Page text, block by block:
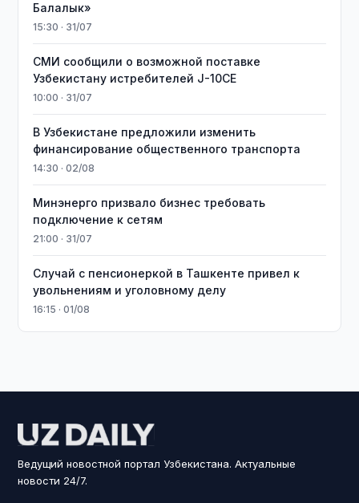
Балалык»
15:30 · 31/07
СМИ сообщили о возможной поставке
Узбекистану истребителей J-10CE
10:00 · 31/07
В Узбекистане предложили изменить
финансирование общественного транспорта
14:30 · 02/08
Минэнерго призвало бизнес требовать
подключение к сетям
21:00 · 31/07
Случай с пенсионеркой в Ташкенте привел к
увольнениям и уголовному делу
16:15 · 01/08
Ведущий новостной портал Узбекистана. Актуальные
новости 24/7.